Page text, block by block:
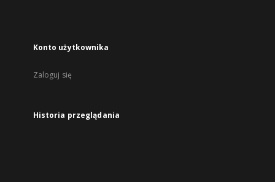
Konto użytkownika
Zaloguj się
Historia przeglądania